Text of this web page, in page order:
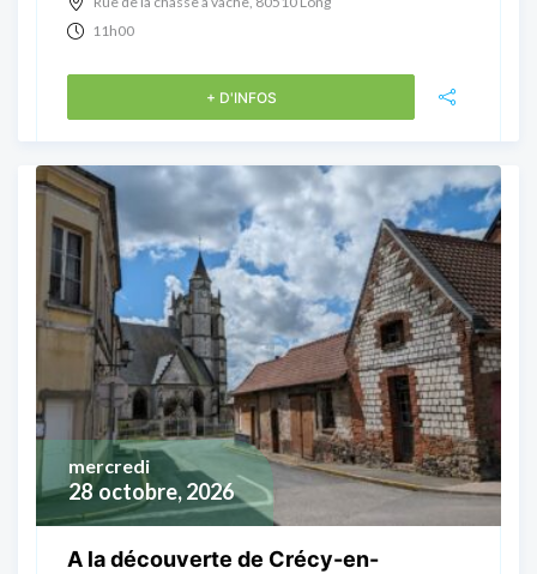
11h00
+ D'INFOS
28 octobre, 2026
mercredi
A la découverte de Crécy-en-